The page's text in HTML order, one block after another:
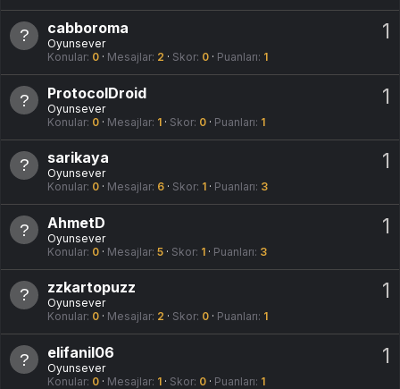
1
cabboroma
Oyunsever
Konular 0 Mesajlar 2 Skor 0 Puanları 1
1
ProtocolDroid
Oyunsever
Konular 0 Mesajlar 1 Skor 0 Puanları 1
1
sarikaya
Oyunsever
Konular 0 Mesajlar 6 Skor 1 Puanları 3
1
AhmetD
Oyunsever
Konular 0 Mesajlar 5 Skor 1 Puanları 3
1
zzkartopuzz
Oyunsever
Konular 0 Mesajlar 2 Skor 0 Puanları 1
1
elifanil06
Oyunsever
Konular 0 Mesajlar 1 Skor 0 Puanları 1